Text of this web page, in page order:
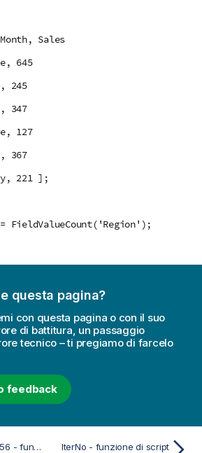
Sales
645
245
347
127
367
221 ];
FieldValueCount('Region');
questa pagina?
con questa pagina o con il suo
di battitura, un passaggio
tecnico – ti pregiamo di farcelo
feedback
autonumberhash256 - funzione di script IterNo - funzione di script